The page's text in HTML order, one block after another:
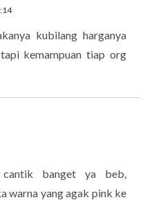
kubilang harganya
kemampuan tiap org
banget ya beb,
warna yang agak pink ke